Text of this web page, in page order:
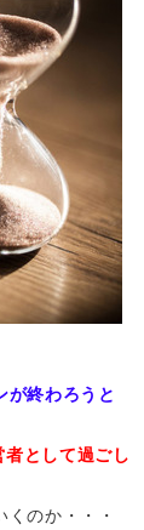
が終わろうと
として過ごし
のか・・・